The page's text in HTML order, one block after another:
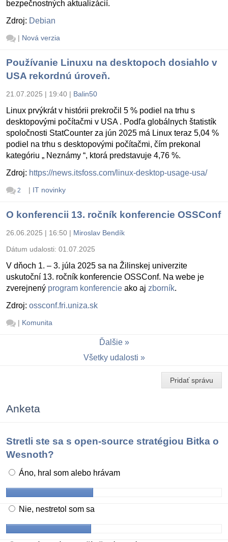
bezpečnostných aktualizácií.
Zdroj: Debian
| Nová verzia
Používanie Linuxu na desktopoch dosiahlo v
USA rekordnú úroveň.
21.07.2025 | 19:40 | Balin50
Linux prvýkrát v histórii prekročil 5 % podiel na trhu s
desktopovými počítačmi v USA . Podľa globálnych štatistík
spoločnosti StatCounter za jún 2025 má Linux teraz 5,04 %
podiel na trhu s desktopovými počítačmi, čím prekonal
kategóriu „ Neznámy “, ktorá predstavuje 4,76 %.
Zdroj: https://news.itsfoss.com/linux-desktop-usage-usa/
2 | IT novinky
O konferencii 13. ročník konferencie OSSConf
26.06.2025 | 16:50 | Miroslav Bendík
Dátum udalosti: 01.07.2025
V dňoch 1. – 3. júla 2025 sa na Žilinskej univerzite
uskutoční 13. ročník konferencie OSSConf. Na webe je
zverejnený program konferencie ako aj zborník.
Zdroj: ossconf.fri.uniza.sk
| Komunita
Ďalšie
Všetky udalosti
Pridať správu
Anketa
Stretli ste sa s open-source stratégiou Bitka o
Wesnoth?
Áno, hral som alebo hrávam
Nie, nestretol som sa